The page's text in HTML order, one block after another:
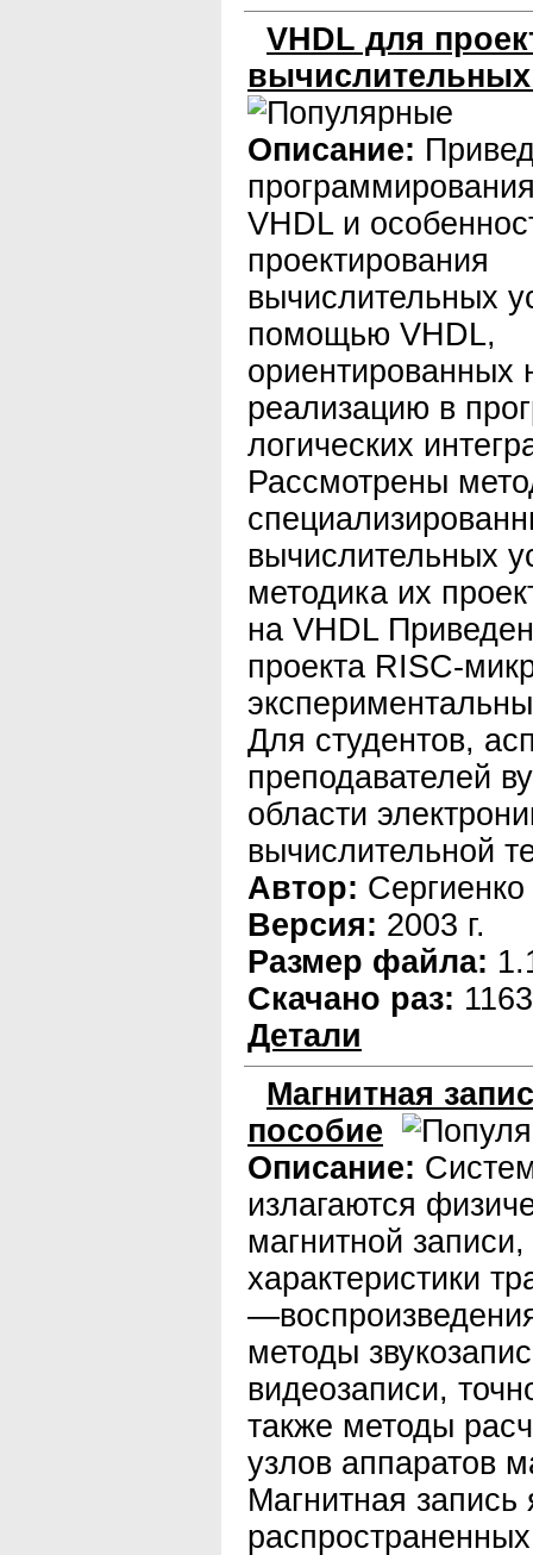
VHDL для
вычислительных
Описание:
VHDL и
проектирования
вычислительных
помощью VHDL,
ориентированных
реализацию в
логических
Рассмотрены
вычислительных
методика их
на VHDL
проекта RISC-
Для студентов,
преподавателей
области
вычислительной
Автор:
Версия: 2003 г.
Размер файла:
Скачано раз: 1163
Детали
Магнитная
пособие
Описание:
излагаются
магнитной записи,
характеристики
методы
видеозаписи,
также методы
узлов аппаратов
Магнитная запись